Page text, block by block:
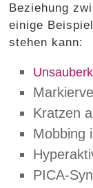
Beziehung
einige
stehen kann:
Kratzen
Mobbing
PICA-